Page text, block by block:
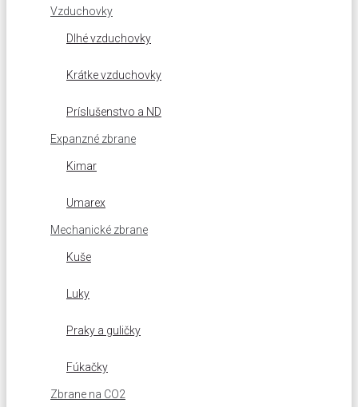
Vzduchovky
Dlhé vzduchovky
Krátke vzduchovky
Príslušenstvo a ND
Expanzné zbrane
Kimar
Umarex
Mechanické zbrane
Kuše
Luky
Praky a guličky
Fúkačky
Zbrane na CO2